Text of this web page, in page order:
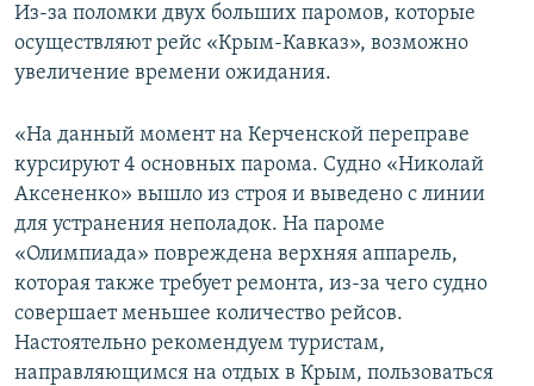
КРЫМ.НЕПОКОРЕННЫЙ
Все сайты RFE/RL
Из-за поломки двух больших паромов, которые
осуществляют рейс «Крым-Кавказ», возможно
увеличение времени ожидания.
«На данный момент на Керченской переправе
курсируют 4 основных парома. Судно «Николай
Аксененко» вышло из строя и выведено с линии
для устранения неполадок. На пароме
«Олимпиада» повреждена верхняя аппарель,
которая также требует ремонта, из-за чего судно
совершает меньшее количество рейсов.
Настоятельно рекомендуем туристам,
направляющимся на отдых в Крым, пользоваться